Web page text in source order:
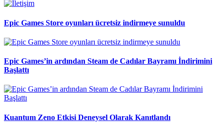
Epic Games Store oyunları ücretsiz indirmeye sunuldu
Epic Games’in ardından Steam de Cadılar Bayramı İndirimini
Başlattı
Kuantum Zeno Etkisi Deneysel Olarak Kanıtlandı